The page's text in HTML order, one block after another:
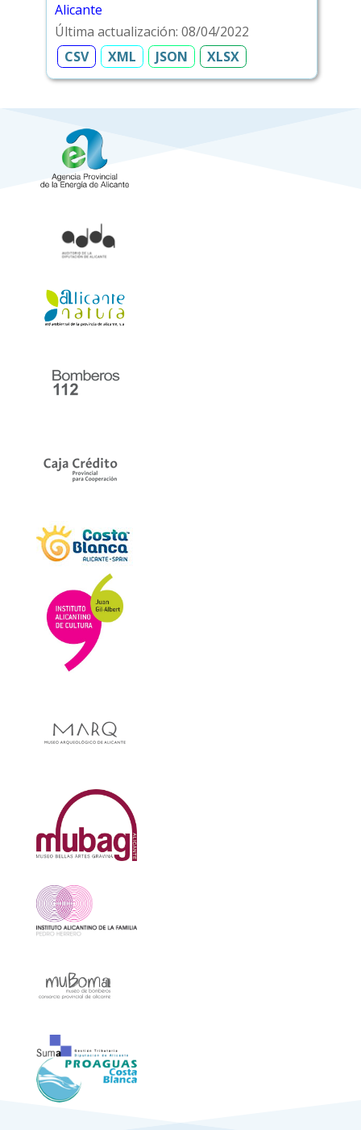
Alicante
Última actualización: 08/04/2022
CSV
XML JSON XLSX